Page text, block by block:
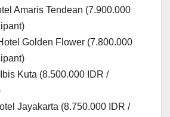
Amaris Tendean (7.900.000
Golden Flower (7.800.000
Kuta (8.500.000 IDR /
Jayakarta (8.750.000 IDR /